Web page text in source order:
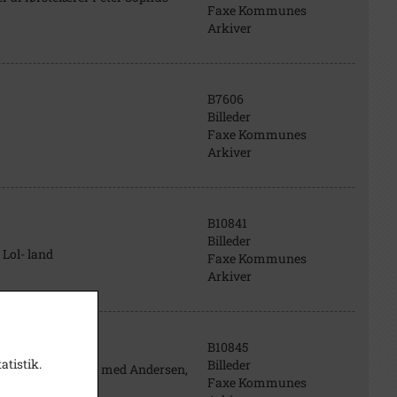
Faxe Kommunes
Arkiver
B7606
Billeder
Faxe Kommunes
Arkiver
Lol- land
B10841
Billeder
Faxe Kommunes
Arkiver
g. 4/8-1911 med Andersen,
B10845
Billeder
Faxe Kommunes